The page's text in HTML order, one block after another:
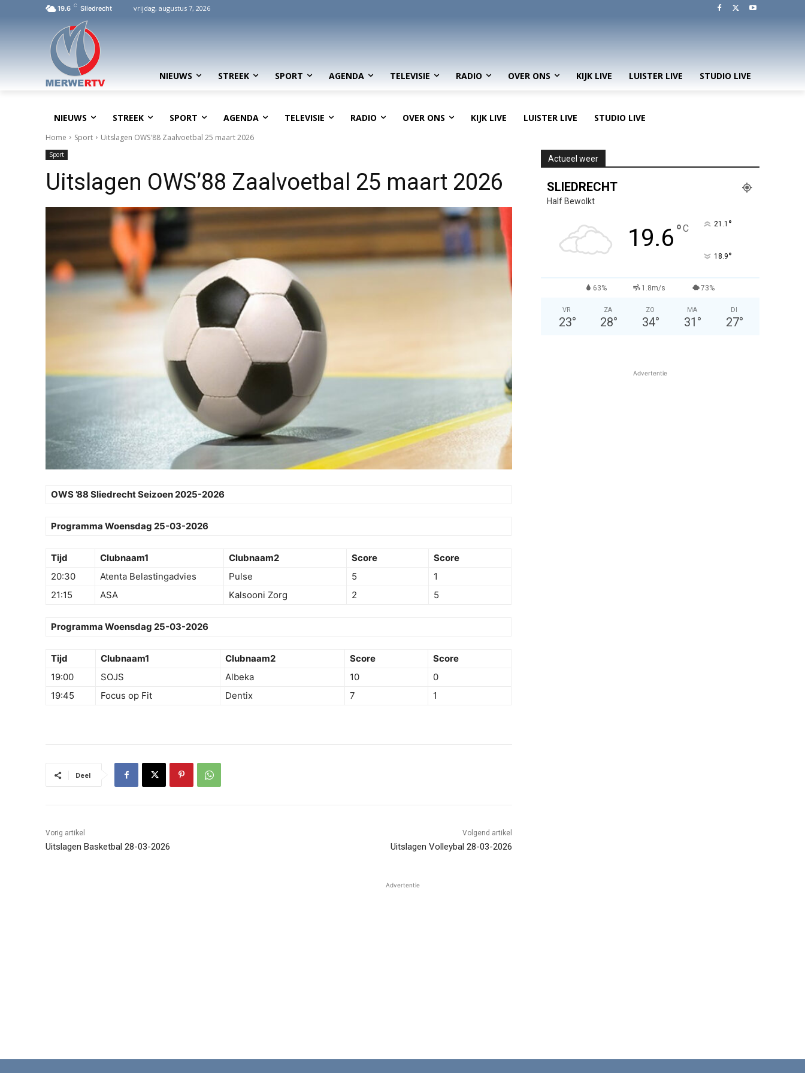
19.6 C Sliedrecht vrijdag, augustus 7, 2026
NIEUWS STREEK SPORT AGENDA TELEVISIE RADIO OVER ONS KIJK LIVE LUISTER LIVE STUDIO LIVE
NIEUWS STREEK SPORT AGENDA TELEVISIE RADIO OVER ONS KIJK LIVE LUISTER LIVE STUDIO LIVE
Home Sport Uitslagen OWS'88 Zaalvoetbal 25 maart 2026
Sport
Uitslagen OWS’88 Zaalvoetbal 25 maart 2026
OWS ’88 Sliedrecht Seizoen 2025-2026
Programma Woensdag 25-03-2026
Tijd Clubnaam1 Clubnaam2 Score
Score
20:30
Atenta Belastingadvies Pulse 5
1
21:15
ASA Kalsooni Zorg 2 5
Programma Woensdag 25-03-2026
Tijd Clubnaam1 Clubnaam2 Score
Score
19:00
SOJS Albeka 10
0
19:45
Focus op Fit Dentix 7 1
Deel
Vorig artikel
Uitslagen Basketbal 28-03-2026
Volgend artikel
Uitslagen Volleybal 28-03-2026
Actueel weer
SLIEDRECHT
Half Bewolkt
19.6°C 21.1 °
18.9°
63% 1.8m/s 73%
VR
23°
ZA
28°
ZO
34°
MA
31 °
DI
27°
Advertentie
Advertentie